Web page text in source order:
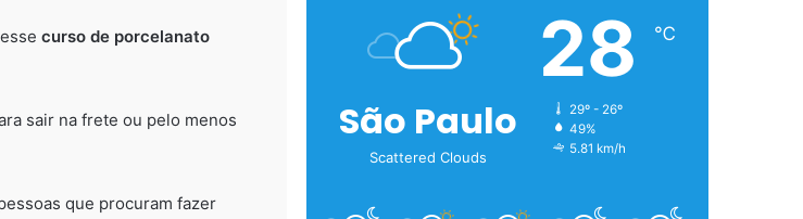
curso de porcelanato
sair na frete ou pelo menos
que procuram fazer
São Paulo
Scattered Clouds
28 ℃
29º - 26º
49%
5.81 km/h